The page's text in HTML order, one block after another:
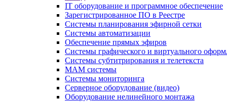
IT оборудование и программное обеспечение
Зарегистрированное ПО в Реестре
Системы планирования эфирной сетки
Системы автоматизации
Обеспечение прямых эфиров
Системы графического и виртуального
Системы субтитрирования и телетекста
MAM системы
Системы мониторинга
Серверное оборудование (видео)
Оборудование нелинейного монтажа